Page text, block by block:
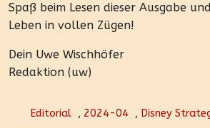
Spaß beim Lesen dieser Ausgabe
Leben in vollen Zügen!
Dein Uwe Wischhöfer
Redaktion (uw)
Editorial , 2024-04 , Disney